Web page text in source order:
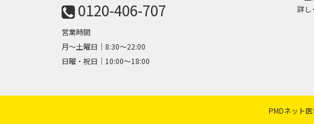
0120-406-707
営業時間
月～土曜日│8:30〜22:00
日曜・祝日│10:00〜18:00
詳し
PMDネット